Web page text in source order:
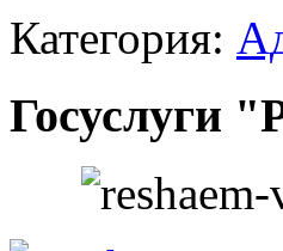
Категория:
Госуслуги